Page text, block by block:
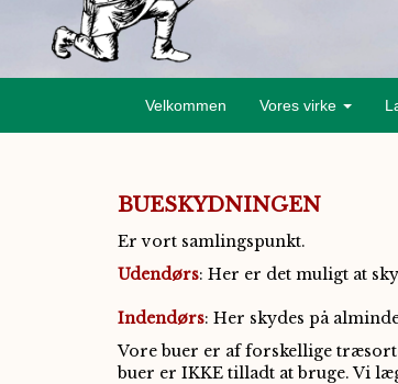
Velkommen Vores virke
BUESKYDNINGEN
Er vort samlingspunkt.
Udendørs: Her er det muligt at
Indendørs: Her skydes på
Vore buer er af forskellige
buer er IKKE tilladt at bruge. Vi